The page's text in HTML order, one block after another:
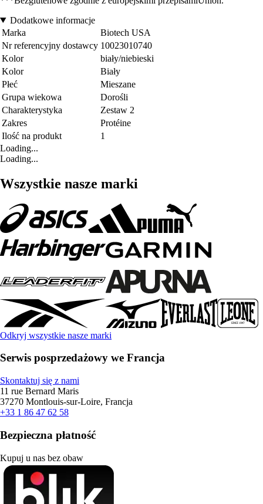
Dodatkowe informacje
Marka
Biotech USA
Nr referencyjny dostawcy 10023010740
Kolor
biały/niebieski
Kolor
Biały
Płeć
Mieszane
Grupa wiekowa
Dorośli
Charakterystyka
Zestaw 2
Zakres
Protéine
Ilość na produkt
1
Loading...
Loading...
Wszystkie nasze marki
Odkryj wszystkie nasze marki
Serwis posprzedażowy we Francja
Skontaktuj się z nami
11 rue Bernard Maris
37270 Montlouis-sur-Loire, Francja
+33 1 86 47 62 58
Bezpieczna płatność
Kupuj u nas bez obaw